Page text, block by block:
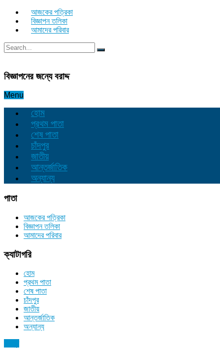
আজকের পত্রিকা
বিজ্ঞাপন তলিকা
আমাদের পরিবার
বিজ্ঞাপনের জন্যে বরাদ্দ
Menu
হোম
প্রথম পাতা
শেষ পাতা
চাঁদপুর
জাতীয়
আন্তর্জাতিক
অন্যান্য
পাতা
আজকের পত্রিকা
বিজ্ঞাপন তলিকা
আমাদের পরিবার
ক্যাটাগরি
হোম
প্রথম পাতা
শেষ পাতা
চাঁদপুর
জাতীয়
আন্তর্জাতিক
অন্যান্য